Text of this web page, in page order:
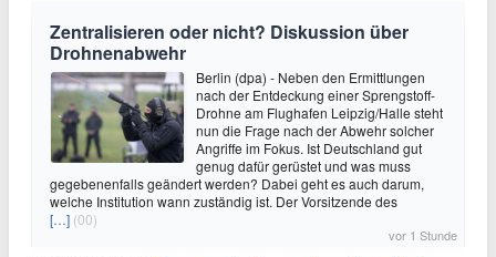
Zentralisieren oder nicht? Diskussion über
Drohnenabwehr
Berlin (dpa) - Neben den Ermittlungen
nach der Entdeckung einer Sprengstoff-
Drohne am Flughafen Leipzig/Halle steht
nun die Frage nach der Abwehr solcher
Angriffe im Fokus. Ist Deutschland gut
genug dafür gerüstet und was muss
gegebenenfalls geändert werden? Dabei geht es auch darum,
welche Institution wann zuständig ist. Der Vorsitzende des
[…] (00)
vor 1 Stunde